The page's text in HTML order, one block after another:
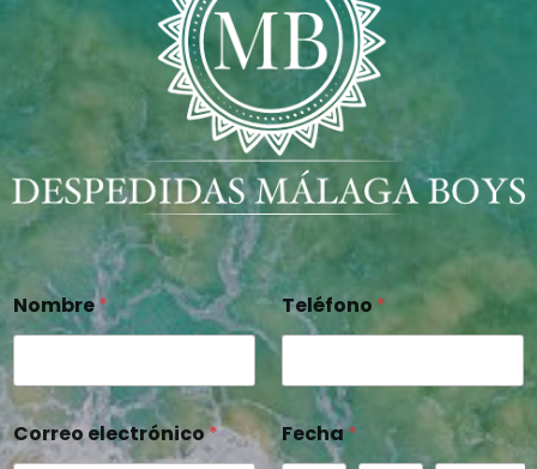
Nombre* Teléfono *
Correo electrónico* Fecha*